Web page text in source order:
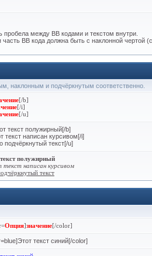
пробела между BB кодами и текстом внутри.
BB кода должна быть с наклонной чертой
наклонным и подчёркнутым соответственно.
[/b]
[/i]
[/u]
текст полужирный[/b]
текст написан курсивом[/i]
подчёркнутый текст[/u]
полужирный
написан курсивом
текст
Опция]значение[/color]
текст синий[/color]